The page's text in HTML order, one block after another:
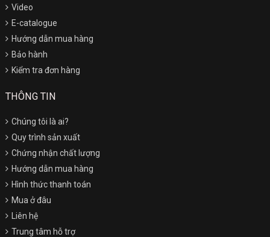
Video
E-catalogue
Hướng dẫn mua hàng
Bảo hành
Kiểm tra đơn hàng
THÔNG TIN
Chúng tôi là ai?
Quy trình sản xuất
Chứng nhận chất lượng
Hướng dẫn mua hàng
Hình thức thanh toán
Mua ở đâu
Liên hệ
Trung tâm hỗ trợ